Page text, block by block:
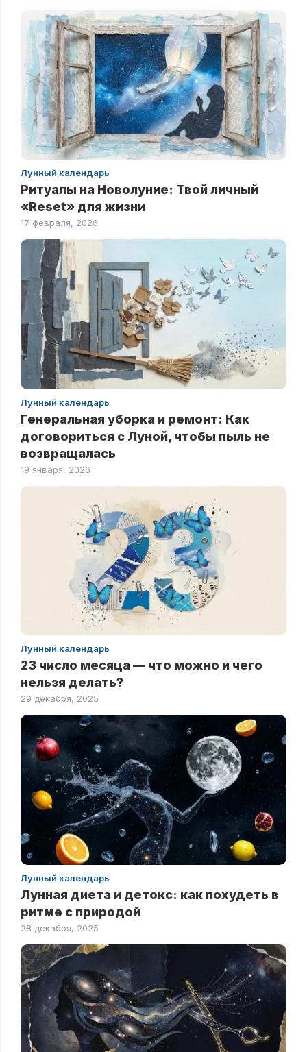
Лунный календарь
Ритуалы на Новолуние: Твой личный
«Reset» для жизни
17 февраля, 2026
Лунный календарь
Генеральная уборка и ремонт: Как
договориться с Луной, чтобы пыль не
возвращалась
19 января, 2026
Лунный календарь
23 число месяца — что можно и чего
нельзя делать?
29 декабря, 2025
Лунный календарь
Лунная диета и детокс: как похудеть в
ритме с природой
28 декабря, 2025